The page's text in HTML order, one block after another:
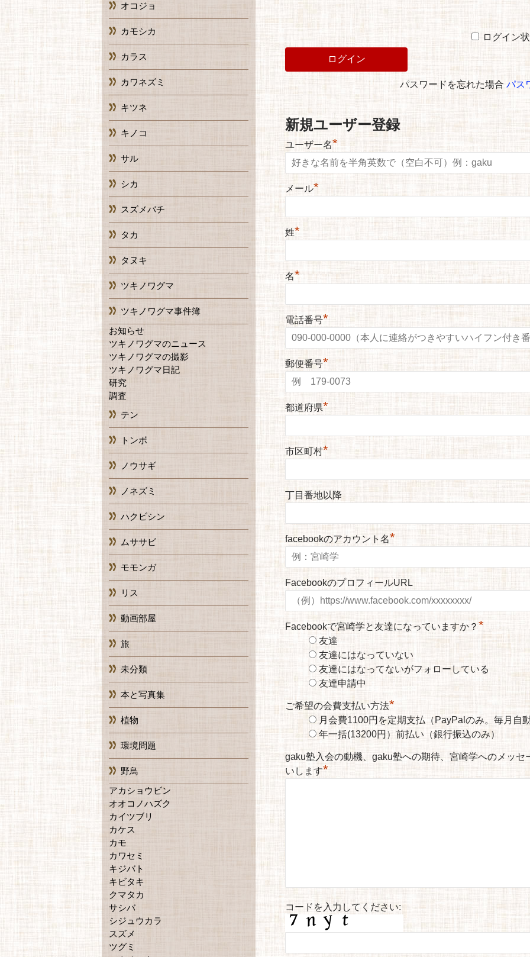
ログイン
パスワードを忘れた場合 パス
新規ユーザー登録
ユーザー名*
メール*
姓*
名*
電話番号*
郵便番号*
都道府県*
市区町村*
丁目番地以降
facebookのアカウント名*
FacebookのプロフィールURL
Facebookで宮崎学と友達になっていますか？ *
友達
友達にはなっていない
友達にはなってないがフォローしている
友達申請中
ご希望の会費支払い方法*
月会費1100円を定期支払（PayPalのみ。毎月自
年一括(13200円）前払い（銀行振込のみ）
gaku塾入会の動機、gaku塾への期待、宮崎学へのメッセ
いします*
コードを入力してください:
オコジョ
カモシカ
カラス
カワネズミ
キツネ
キノコ
サル
シカ
スズメバチ
タカ
タヌキ
ツキノワグマ
ツキノワグマ事件簿
お知らせ
ツキノワグマのニュース
ツキノワグマの撮影
ツキノワグマ日記
研究
調査
テン
トンボ
ノウサギ
ノネズミ
ハクビシン
ムササビ
モモンガ
リス
動画部屋
旅
未分類
本と写真集
植物
環境問題
野鳥
アカショウビン
オオコノハズク
カイツブリ
カケス
カモ
カワセミ
キジバト
キビタキ
クマタカ
サシバ
シジュウカラ
スズメ
ツグミ